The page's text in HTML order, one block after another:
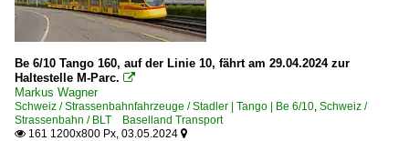
Be 6/10 Tango 160, auf der Linie 10, fährt am 29.04.2024 zur
Haltestelle M-Parc. 
Markus Wagner
Schweiz / Strassenbahnfahrzeuge / Stadler | Tango | Be 6/10, Schweiz /
Strassenbahn / BLT Baselland Transport
 161 1200x800 Px, 03.05.2024 